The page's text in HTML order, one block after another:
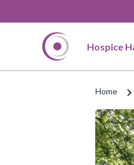
Hospice
Home chevron_right